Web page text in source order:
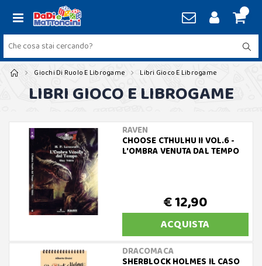
Giochi Di Ruolo E Librogame Libri Gioco E Librogame
LIBRI GIOCO E LIBROGAME
RAVEN
CHOOSE CTHULHU II VOL.6 -
L'OMBRA VENUTA DAL TEMPO
€ 12,90
ACQUISTA
DRACOMACA
SHERBLOCK HOLMES IL CASO